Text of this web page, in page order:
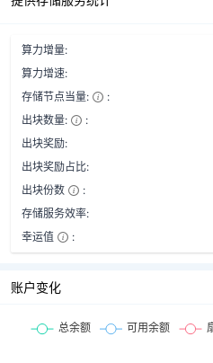
算力增量:
算力增速:
存储节点当量:
:
出块数量:
:
出块奖励:
出块奖励占比:
出块份数
:
存储服务效率:
幸运值
:
账户变化